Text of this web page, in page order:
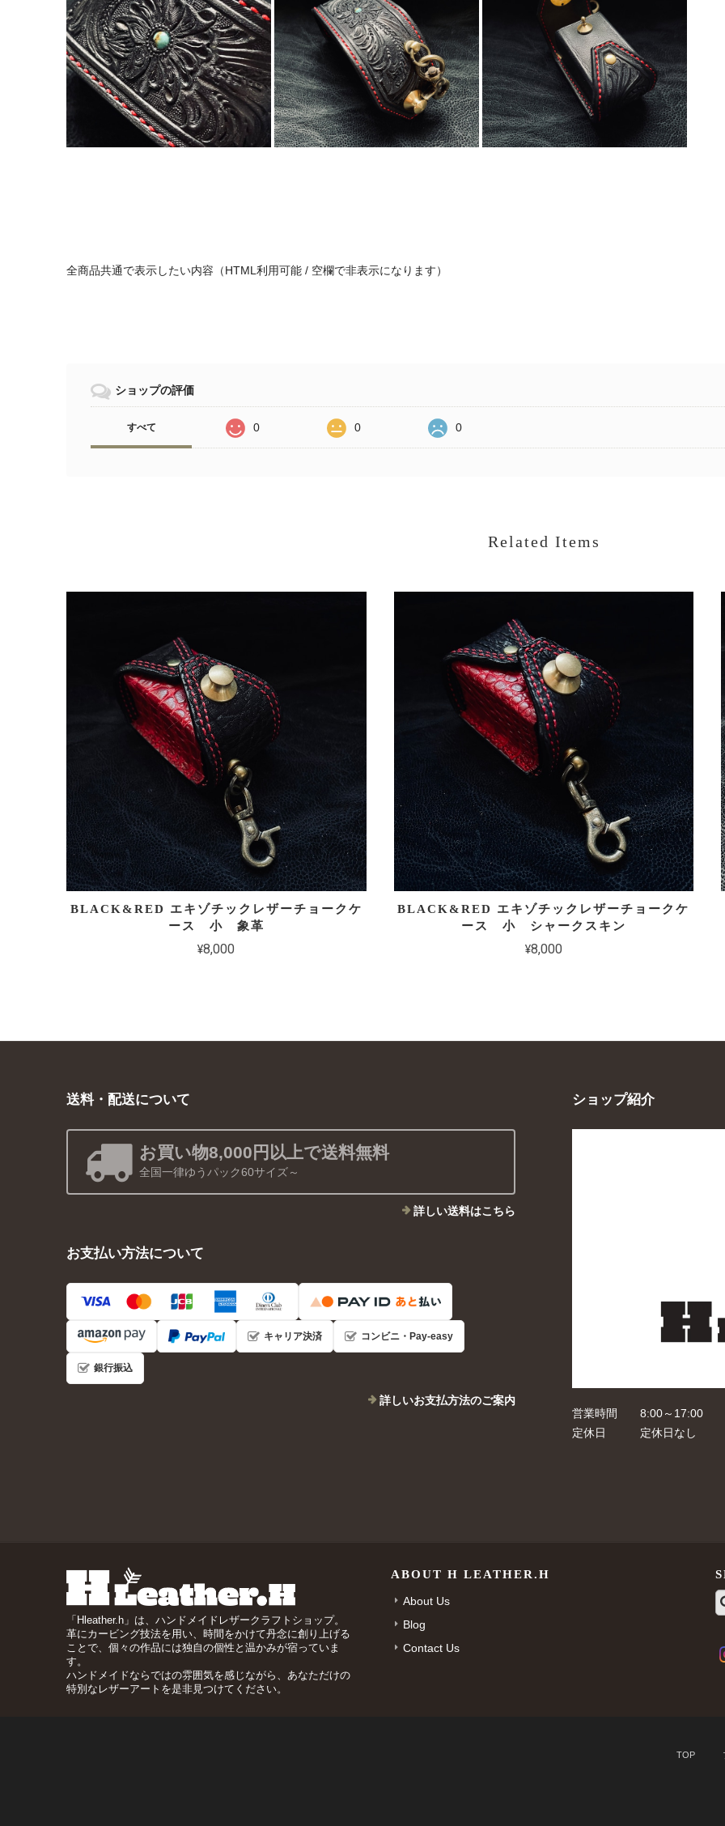
全商品共通で表示したい内容（HTML利用可能 / 空欄で非表示になります）
ショップの評価
すべて 0 0 0
Related Items
BLACK&RED エキゾチックレザーチョークケ
ース 小 象革
¥8,000
BLACK&RED エキゾチックレザーチョークケ
ース 小 シャークスキン
¥8,000
送料・配送について
お買い物8,000円以上で送料無料
全国一律ゆうパック60サイズ～
詳しい送料はこちら
お支払い方法について
キャリア決済 コンビニ・Pay-easy
銀行振込
詳しいお支払方法のご案内
ショップ紹介
営業時間
8:00～17:00
定休日
定休日なし
「Hleather.h」は、ハンドメイドレザークラフトショップ。
革にカービング技法を用い、時間をかけて丹念に創り上げる
ことで、個々の作品には独自の個性と温かみが宿っていま
す。
ハンドメイドならではの雰囲気を感じながら、あなただけの
特別なレザーアートを是非見つけてください。
ABOUT H LEATHER.H
About Us
Blog
Contact Us
TOP